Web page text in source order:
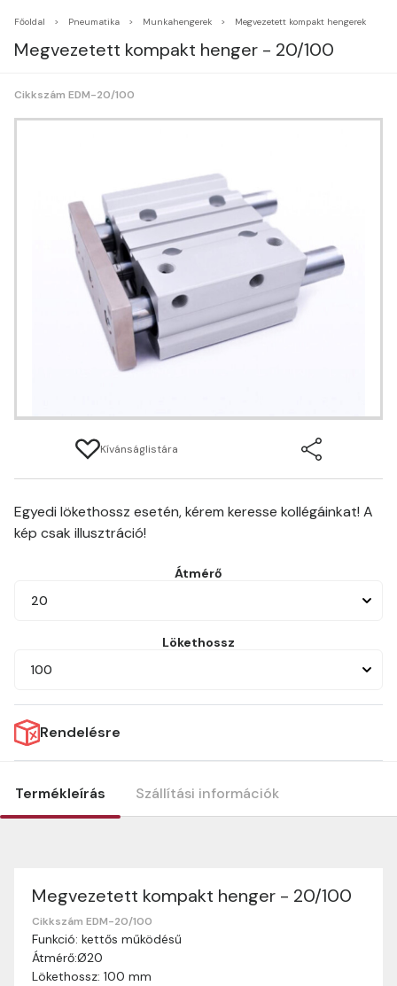
Főoldal Pneumatika Munkahengerek Megvezetett kompakt hengerek
Megvezetett kompakt henger - 20/100
Cikkszám EDM-20/100
Kívánságlistára
Egyedi lökethossz esetén, kérem keresse kollégáinkat! A
kép csak illusztráció!
Átmérő
20
Lökethossz
100
Rendelésre
Termékleírás Szállítási információk
Megvezetett kompakt henger - 20/100
Cikkszám EDM-20/100
Funkció: kettős működésű
Átmérő:Ø20
Lökethossz: 100 mm
Szállítási információk
Nagyon köszönjük, hogy webshopunkat választottátok
vásárlásaitokhoz. Az alábbiakban megtaláljátok szállítási
információinkat, hogy a vásárlásotok gördülékenyen és
zökkenőmentesen történhessen.